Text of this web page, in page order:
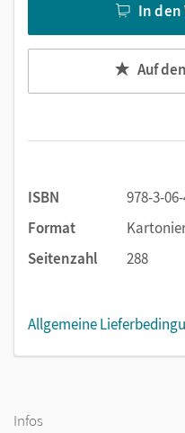
In
Auf
ISBN
978-3-
Format
Seitenzahl
288
Allgemeine
Infos